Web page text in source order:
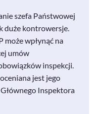
szefa Państwowej
duże kontrowersje.
może wpłynąć na
umów
inspekcji.
jest jego
Inspektora